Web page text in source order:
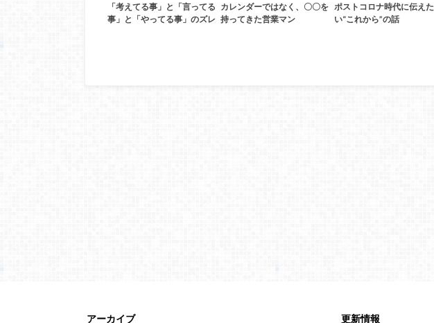
「考えてる事」と「言ってる
事」と「やってる事」のズレ
カレンダーではなく、〇〇を
持ってきた営業マン
ポストコロナ時代に伝えた
い“これから”の話
アーカイブ 更新情報